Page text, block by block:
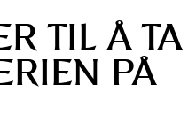
TIL Å TA
PÅ